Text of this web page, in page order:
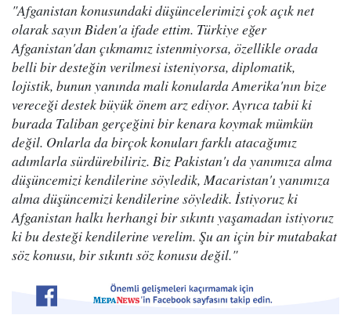
"Afganistan konusundaki düşüncelerimizi çok açık net
olarak sayın Biden'a ifade ettim. Türkiye eğer
Afganistan'dan çıkmamız istenmiyorsa, özellikle orada
belli bir desteğin verilmesi isteniyorsa, diplomatik,
lojistik, bunun yanında mali konularda Amerika'nın bize
vereceği destek büyük önem arz ediyor. Ayrıca tabii ki
burada Taliban gerçeğini bir kenara koymak mümkün
değil. Onlarla da birçok konuları farklı atacağımız
adımlarla sürdürebiliriz. Biz Pakistan'ı da yanımıza alma
düşüncemizi kendilerine söyledik, Macaristan'ı yanımıza
alma düşüncemizi kendilerine söyledik. İstiyoruz ki
Afganistan halkı herhangi bir sıkıntı yaşamadan istiyoruz
ki bu desteği kendilerine verelim. Şu an için bir mutabakat
söz konusu, bir sıkıntı söz konusu değil."